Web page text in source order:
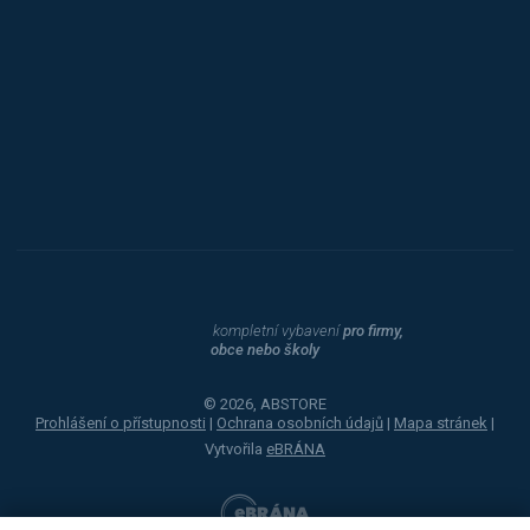
kompletní vybavenípro firmy,
obce nebo školy
© 2026, ABSTORE
Prohlášení o přístupnosti | Ochrana osobních údajů | Mapa stránek |
Vytvořila eBRÁNA